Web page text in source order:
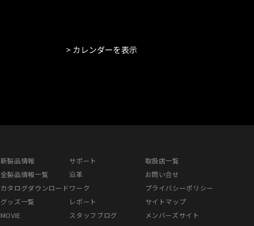
カレンダーを表示
新製品情報
全製品情報一覧
カタログダウンロード
グッズ一覧
MOVIE
サポート
沿革
ワーク
レポート
スタッフブログ
取扱店一覧
お問い合せ
プライバシーポリシー
サイトマップ
メンバーズサイト